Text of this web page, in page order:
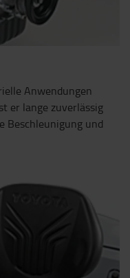
Anwendungen
er lange zuverlässig
Beschleunigung und